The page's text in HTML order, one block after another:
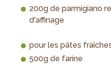
200g de parmigiano
d'affinage
pour les pâtes
500g de farine